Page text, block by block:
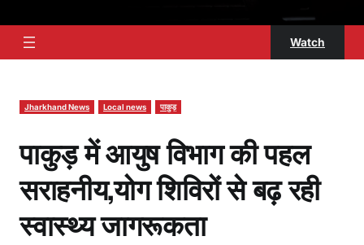
Watch
Jharkhand News Local news पाकुड़
पाकुड़ में आयुष विभाग की पहल
सराहनीय,योग शिविरों से बढ़ रही
स्वास्थ्य जागरूकता